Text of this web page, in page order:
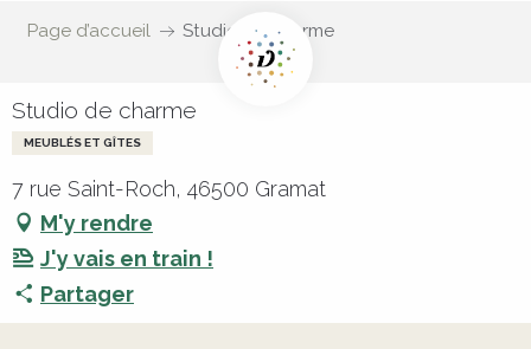
Page d’accueil Studio de charme
Studio de charme
MEUBLÉS ET GÎTES
7 rue Saint-Roch, 46500 Gramat
M'y rendre
J'y vais en train !
Partager